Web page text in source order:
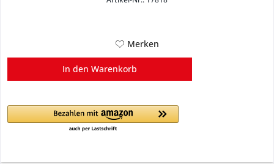
Merken
In den Warenkorb